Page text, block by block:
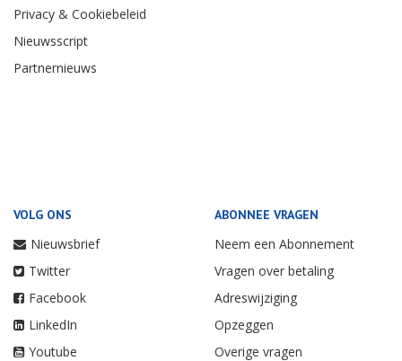
Privacy & Cookiebeleid
Nieuwsscript
Partnernieuws
VOLG ONS
Nieuwsbrief
Twitter
Facebook
LinkedIn
Youtube
ABONNEE VRAGEN
Neem een Abonnement
Vragen over betaling
Adreswijziging
Opzeggen
Overige vragen